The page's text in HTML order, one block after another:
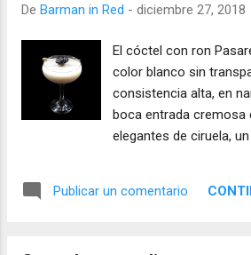
De Barman in Red - diciembre 27, 2018
El cóctel con ron
color blanco sin
consistencia alta, en
boca entrada cremosa
elegantes de ciruela,
Publicar un comentario